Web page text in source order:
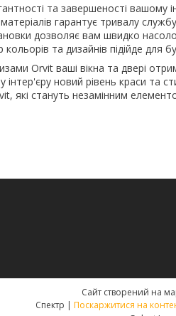
та завершеності вашому
гарантує тривалу
дозволяє вам швидко
та дизайнів підійде для
Orvit ваші вікна та двері
новий рівень краси та
які стануть незамінним
Сайт створений на
Спектр | Поскаржитися на